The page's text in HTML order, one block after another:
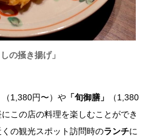
の掻き揚げ」
（1,380円〜）や 「旬御膳」
（1,380
この店の料理を楽しむことができ
の観光スポット訪問時のランチに